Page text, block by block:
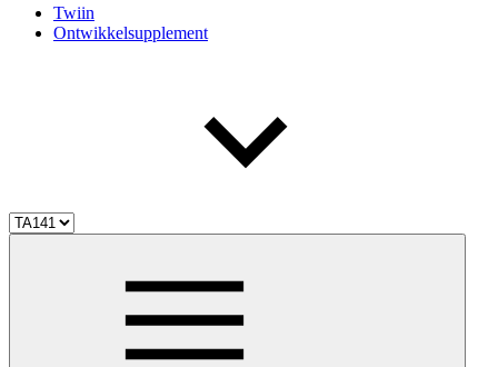
Twiin
Ontwikkelsupplement